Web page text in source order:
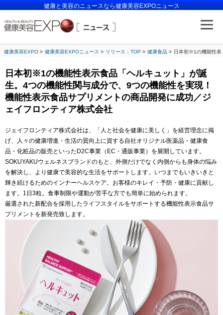
健康と美容のニュースなら健康美容EXPOニュース
健康美容EXPO 健康美容EXPOニュース リリース：TOP 健康食品 日本初※1の機能性表
日本初※1の機能性表示食品「ヘルキュット」が誕
生。4つの機能性関与成分で、9つの機能性を実現！
機能性表示食品サプリメントの商品開発に成功／ジ
ェイフロンティア株式会社
ジェイフロンティア株式会社は、「人と社会を健康に美しく」を経営理念に掲
げ、人々の健康増進・生活の質向上に資する自社オリジナル医薬品・健康食
品・化粧品の販売といったD2C事業（EC・通販事業）を展開しています。
SOKUYAKUウェルネスブランドのもと、外側だけでなく内側からも身体の悩み
を解決し、より健康で美容的な生活をサポートします。いつまでもいきいきと
輝き続けるためのインナーヘルスケア。お客様のキレイ・予防・健康に貢献し
ます。1日3粒。食事制限や運動が苦手な方でも簡単に始められます。
厳選された新配合を採用したライフスタイルをサポートする機能性表示食品サ
プリメントを新発売致します。